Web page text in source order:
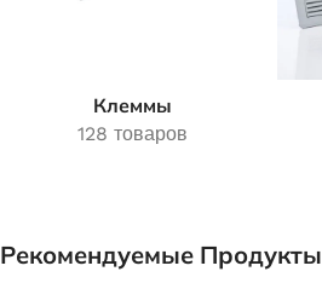
Клеммы
128 товаров
Рекомендуемые Продукты